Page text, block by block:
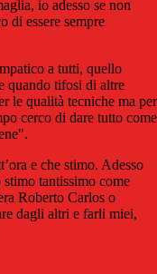
io adesso se non
di essere sempre
a tutti, quello
quando tifosi di altre
le qualità tecniche ma per
cerco di dare tutto come
e che stimo. Adesso
tantissimo come
Roberto Carlos o
dagli altri e farli miei,